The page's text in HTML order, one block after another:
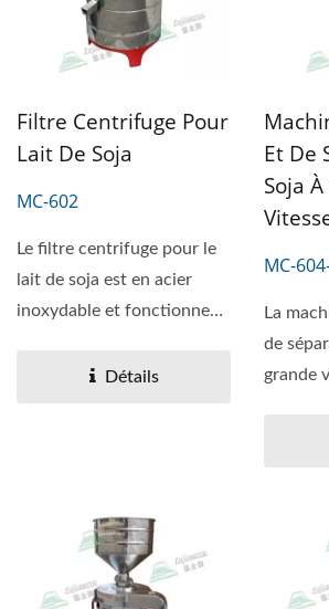
Filtre Centrifuge Pour
Lait De Soja
MC-602
Le filtre centrifuge pour le
lait de soja est en acier
inoxydable et fonctionne
Détails
Et De
Soja
MC-
La
de
grande